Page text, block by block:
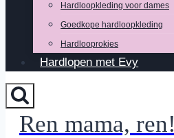
Hardloopkleding voor dames
Goedkope hardloopkleding
Hardlooprokjes
Hardlopen met Evy
Ren mama, ren!